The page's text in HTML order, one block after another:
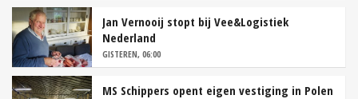
Jan Vernooij stopt bij Vee&Logistiek
Nederland
GISTEREN, 06:00
MS Schippers opent eigen vestiging in Polen